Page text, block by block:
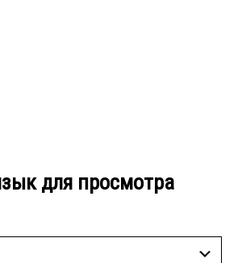
для просмотра